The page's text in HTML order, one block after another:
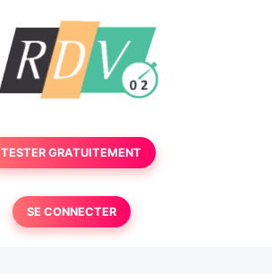
TESTER GRATUITEMENT
SE CONNECTER